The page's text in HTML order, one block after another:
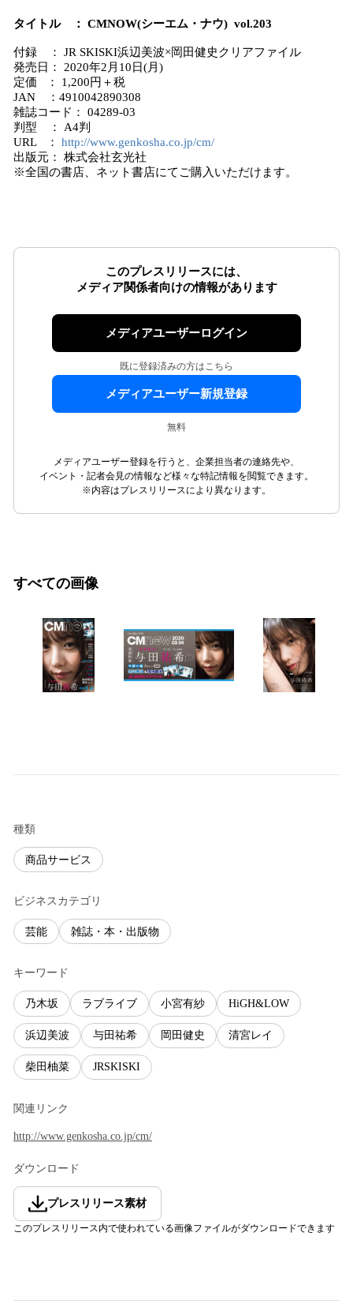
タイトル ： CMNOW(シーエム・ナウ) vol.203
付録 ： JR SKISKI浜辺美波×岡田健史クリアファイル
発売日： 2020年2月10日(月)
定価 ： 1,200円＋税
JAN ：4910042890308
雑誌コード： 04289-03
判型 ： A4判
URL ： http://www.genkosha.co.jp/cm/
出版元： 株式会社玄光社
※全国の書店、ネット書店にてご購入いただけます。
このプレスリリースには、
メディア関係者向けの情報があります
メディアユーザーログイン
既に登録済みの方はこちら
メディアユーザー新規登録
無料
メディアユーザー登録を行うと、企業担当者の連絡先や、
イベント・記者会見の情報など様々な特記情報を閲覧できます。
※内容はプレスリリースにより異なります。
すべての画像
種類
商品サービス
ビジネスカテゴリ
芸能 雑誌・本・出版物
キーワード
乃木坂 ラブライブ 小宮有紗 HiGH&LOW
浜辺美波 与田祐希 岡田健史 清宮レイ
柴田柚菜 JRSKISKI
関連リンク
http://www.genkosha.co.jp/cm/
ダウンロード
プレスリリース素材
このプレスリリース内で使われている画像ファイルがダウンロードできます